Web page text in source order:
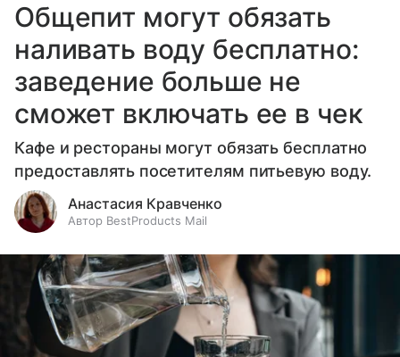
Общепит могут обязать
наливать воду бесплатно:
заведение больше не
сможет включать ее в чек
Кафе и рестораны могут обязать бесплатно
предоставлять посетителям питьевую воду.
Анастасия Кравченко
Автор BestProducts Mail